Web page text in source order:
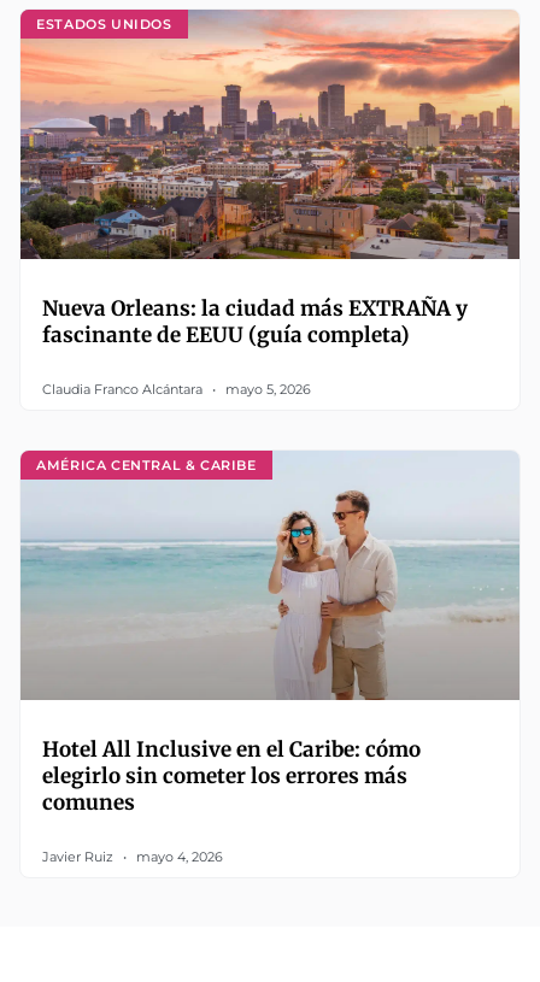
ESTADOS UNIDOS
Nueva Orleans: la ciudad más EXTRAÑA y
fascinante de EEUU (guía completa)
Claudia Franco Alcántara mayo 5, 2026
AMÉRICA CENTRAL & CARIBE
Hotel All Inclusive en el Caribe: cómo
elegirlo sin cometer los errores más
comunes
Javier Ruiz mayo 4, 2026